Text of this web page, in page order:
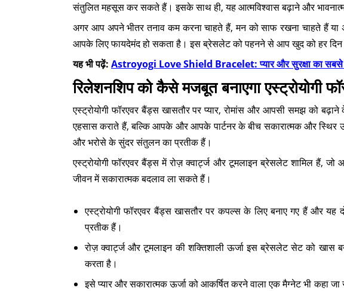
संतुलित महसूस कर सकते हैं। इसके साथ ही, यह आत्मविश्वास बढ़ाने और
अगर आप अपने भीतर तनाव कम करना चाहते हैं, मन को साफ रखना चाहते हैं या
आपके लिए फायदेमंद हो सकता है। इस ब्रेसलेट को पहनने से आप खुद को हर
यह भी पढ़ें: Astroyogi Love Shield Bracelet: प्यार और सुरक्षा का सबसे
रिलेशनशिप को कैसे मजबूत बनाएगा एस्ट्रोयोगी
एस्ट्रोयोगी फॉरएवर बैंड्स खासतौर पर प्यार, रोमांस और आपसी समझ को
एहसास कराते हैं, बल्कि आपके और आपके पार्टनर के बीच सकारात्मक और स्थिर
और भरोसे के सुंदर संतुलन का प्रतीक हैं।
एस्ट्रोयोगी फॉरएवर बैंड्स में रोज़ क्वार्ट्ज और टूमलाइन ब्रेसलेट शामिल
जीवन में सकारात्मक बदलाव ला सकते हैं।
एस्ट्रोयोगी फॉरएवर बैंड्स खासतौर पर कपल्स के लिए बनाए गए हैं और यह
प्रतीक हैं।
रोज़ क्वार्ट्ज और टूमलाइन की शक्तिशाली ऊर्जा इस ब्रेसलेट सेट को खास
करता है।
इसे प्यार और सकारात्मक ऊर्जा को आकर्षित करने वाला एक मैग्नेट भी कहा